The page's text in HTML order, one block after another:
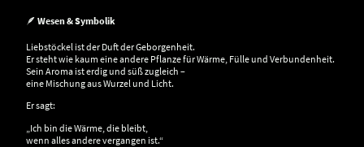
🪶 Wesen & Symbolik
Liebstöckel ist der Duft der Geborgenheit.
Er steht wie kaum eine andere Pflanze für Wärme, Fülle und Verbundenheit.
Sein Aroma ist erdig und süß zugleich –
eine Mischung aus Wurzel und Licht.
Er sagt:
„Ich bin die Wärme, die bleibt,
wenn alles andere vergangen ist.“